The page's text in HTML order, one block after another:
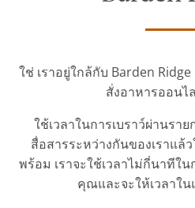
ใช่ เราอยู่ใกล้กับ Barden
สั่งอาหารออน
ใช้เวลาในการเบราว์ผ่านรา
สื่อสารระหว่างกันของเราแล้
พร้อม เราจะใช้เวลาไม่กี่นาทีใ
คุณและจะให้เวลาใ